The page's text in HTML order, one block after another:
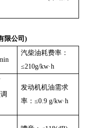
限公司)
汽柴油耗费率：
≤210g/kw·h
发动机机油需求
率：≤0.9 g/kw·h